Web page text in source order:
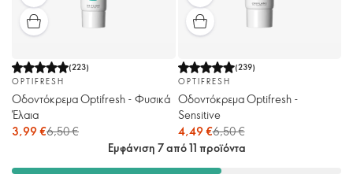
(223)
OPTIFRESH
Οδοντόκρεμα Optifresh - Φυσικά
Έλαια
3,99 €6,50 €
(239)
OPTIFRESH
Oδοντόκρεμα Optifresh -
Sensitive
4,49 €6,50 €
Εμφάνιση 7 από 11 προϊόντα